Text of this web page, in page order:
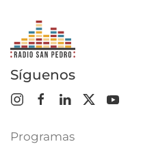
Síguenos
Programas